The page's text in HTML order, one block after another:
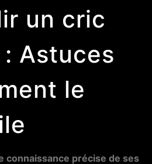
un cric
Astuces
le
connaissance précise de ses